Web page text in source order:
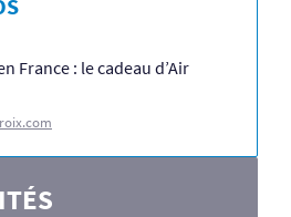
France : le cadeau d’Air